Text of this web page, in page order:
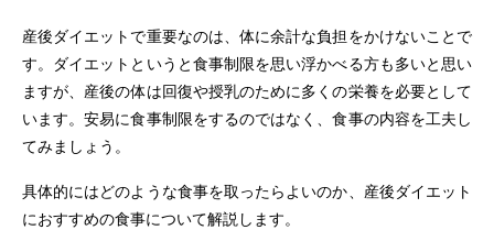
産後ダイエットで重要なのは、体に余計な負担をかけないことで
す。ダイエットというと食事制限を思い浮かべる方も多いと思い
ますが、産後の体は回復や授乳のために多くの栄養を必要として
います。安易に食事制限をするのではなく、食事の内容を工夫し
てみましょう。
具体的にはどのような食事を取ったらよいのか、産後ダイエット
におすすめの食事について解説します。